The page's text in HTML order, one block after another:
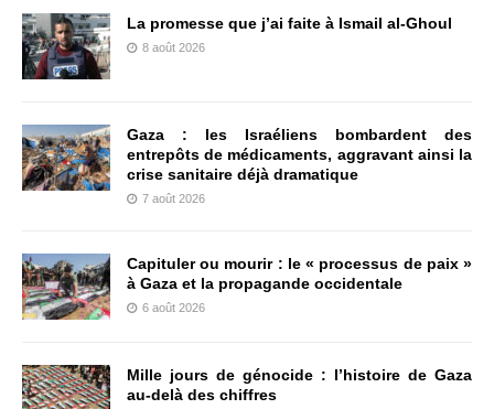
La promesse que j’ai faite à Ismail al-Ghoul
8 août 2026
Gaza : les Israéliens bombardent des
entrepôts de médicaments, aggravant ainsi la
crise sanitaire déjà dramatique
7 août 2026
Capituler ou mourir : le « processus de paix »
à Gaza et la propagande occidentale
6 août 2026
Mille jours de génocide : l’histoire de Gaza
au-delà des chiffres